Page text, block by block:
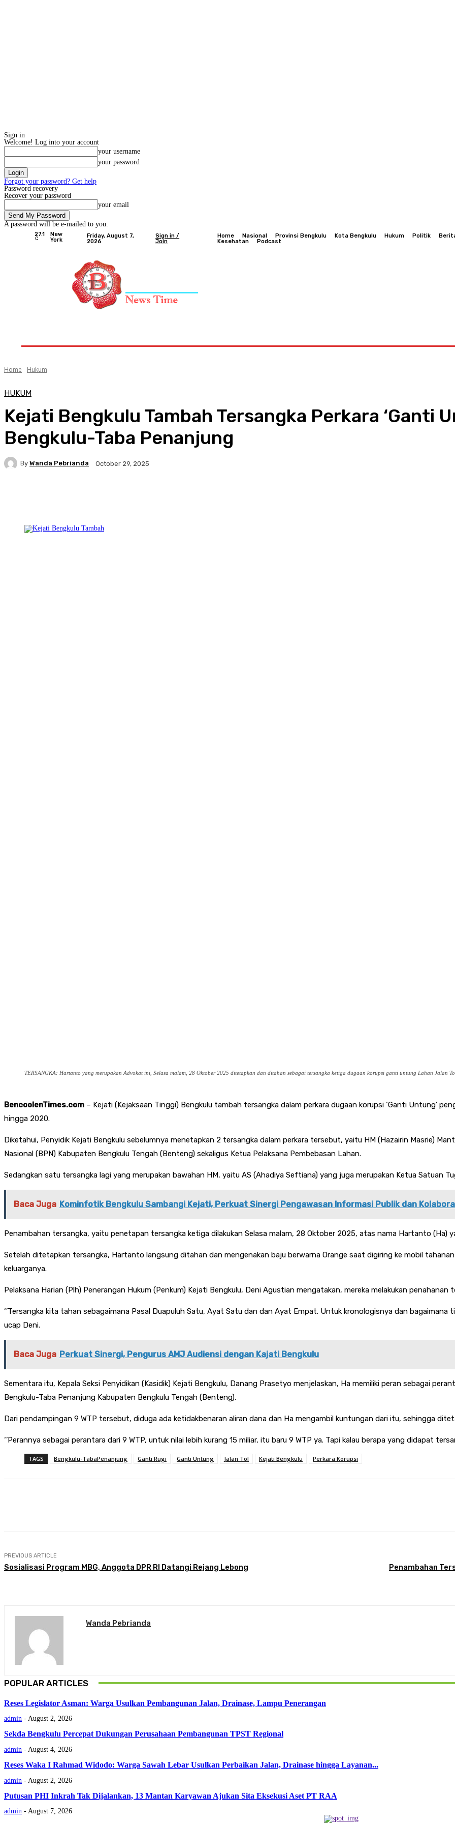
Sign in
Welcome! Log into your account
your username
your password
Forgot your password? Get help
Password recovery
Recover your password
your email
A password will be e-mailed to you.
27.1
C
New
York
Friday, August 7,
2026
Sign in /
Join
Home Nasional Provinsi Bengkulu Kota Bengkulu Hukum Politik
Kesehatan
Podcast
Home Hukum
HUKUM
Kejati Bengkulu Tambah Tersangka Perkara ‘Ganti
Bengkulu-Taba Penanjung
By Wanda Pebrianda October 29, 2025
TERSANGKA: Hartanto yang merupakan Advokat ini, Selasa malam, 28 Oktober 2025 ditetapkan dan ditahan sebagai tersangka ketiga dugaan korupsi ganti untung Lahan Jalan
BencoolenTimes.com – Kejati (Kejaksaan Tinggi) Bengkulu tambah tersangka dalam perkara dugaan korupsi ‘Ganti Untung’
hingga 2020.
Diketahui, Penyidik Kejati Bengkulu sebelumnya menetapkan 2 tersangka dalam perkara tersebut, yaitu HM (Hazairin Masrie)
Nasional (BPN) Kabupaten Bengkulu Tengah (Benteng) sekaligus Ketua Pelaksana Pembebasan Lahan.
Sedangkan satu tersangka lagi yang merupakan bawahan HM, yaitu AS (Ahadiya Seftiana) yang juga merupakan Ketua Satuan
Baca Juga Kominfotik Bengkulu Sambangi Kejati, Perkuat Sinergi Pengawasan Informasi Publik dan
Penambahan tersangka, yaitu penetapan tersangka ketiga dilakukan Selasa malam, 28 Oktober 2025, atas nama Hartanto (Ha)
Setelah ditetapkan tersangka, Hartanto langsung ditahan dan mengenakan baju berwarna Orange saat digiring ke mobil
keluarganya.
Pelaksana Harian (Plh) Penerangan Hukum (Penkum) Kejati Bengkulu, Deni Agustian mengatakan, mereka melakukan
‘’Tersangka kita tahan sebagaimana Pasal Duapuluh Satu, Ayat Satu dan dan Ayat Empat. Untuk kronologisnya dan bagaimana
ucap Deni.
Baca Juga Perkuat Sinergi, Pengurus AMJ Audiensi dengan Kajati Bengkulu
Sementara itu, Kepala Seksi Penyidikan (Kasidik) Kejati Bengkulu, Danang Prasetyo menjelaskan, Ha memiliki peran sebagai
Bengkulu-Taba Penanjung Kabupaten Bengkulu Tengah (Benteng).
Dari pendampingan 9 WTP tersebut, diduga ada ketidakbenaran aliran dana dan Ha mengambil kuntungan dari itu, sehingga
‘’Perannya sebagai perantara dari 9 WTP, untuk nilai lebih kurang 15 miliar, itu baru 9 WTP ya. Tapi kalau berapa yang didapat
TAGS Bengkulu-TabaPenanjung Ganti Rugi Ganti Untung Jalan Tol Kejati Bengkulu Perkara Korupsi
PREVIOUS ARTICLE
Sosialisasi Program MBG, Anggota DPR RI Datangi Rejang Lebong Penambahan
Wanda Pebrianda
POPULAR ARTICLES
Reses Legislator Asman: Warga Usulkan Pembangunan Jalan, Drainase, Lampu Penerangan
admin - August 2, 2026
Sekda Bengkulu Percepat Dukungan Perusahaan Pembangunan TPST Regional
admin - August 4, 2026
Reses Waka I Rahmad Widodo: Warga Sawah Lebar Usulkan Perbaikan Jalan, Drainase hingga Layanan...
admin - August 2, 2026
Putusan PHI Inkrah Tak Dijalankan, 13 Mantan Karyawan Ajukan Sita Eksekusi Aset PT RAA
admin - August 7, 2026